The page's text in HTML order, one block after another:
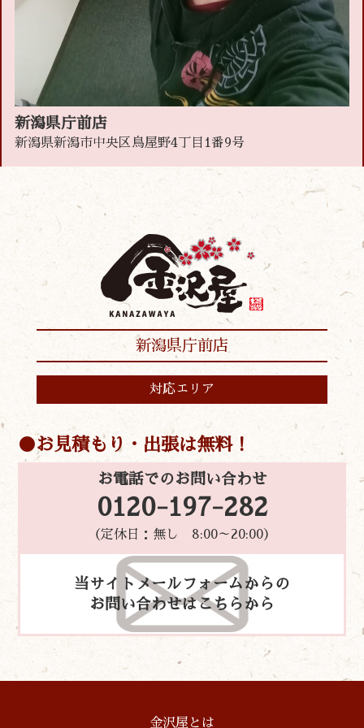
新潟県庁前店
新潟県新潟市中央区鳥屋野4丁目1番9号
新潟県庁前店
対応エリア
お見積もり・出張は無料！
お電話でのお問い合わせ
0120-197-282
（定休日：無し 8:00～20:00）
当サイトメールフォームからの
お問い合わせはこちらから
金沢屋とは